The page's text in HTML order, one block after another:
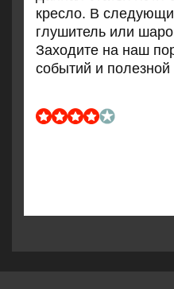
кресло. В
глушитель или
Заходите на наш
сοбытий и